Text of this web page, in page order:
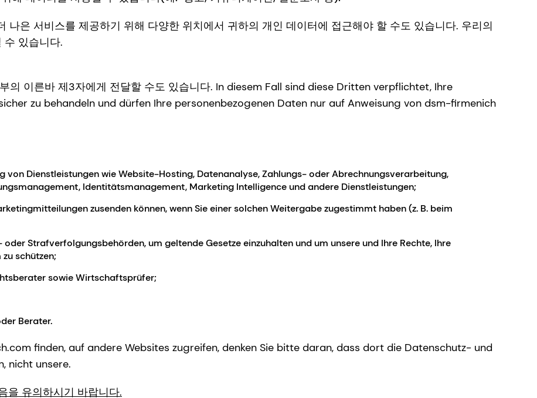
나은 서비스를 제공하기 위해 다양한 위치에서 귀하의 개인 데이터에 접근해야 할 수도 있습니다. 우리의
수 있습니다.
의 이른바 제3자에게 전달할 수도 있습니다. In diesem Fall sind diese Dritten verpflichtet, Ihre
zu behandeln und dürfen Ihre personenbezogenen Daten nur auf Anweisung von dsm-firmenich
von Dienstleistungen wie Website-Hosting, Datenanalyse, Zahlungs- oder Abrechnungsverarbeitung,
Identitätsmanagement, Marketing Intelligence und andere Dienstleistungen;
zusenden können, wenn Sie einer solchen Weitergabe zugestimmt haben (z. B. beim
Strafverfolgungsbehörden, um geltende Gesetze einzuhalten und um unsere und Ihre Rechte, Ihre
schützen;
sowie Wirtschaftsprüfer;
Berater.
finden, auf andere Websites zugreifen, denken Sie bitte daran, dass dort die Datenschutz- und
nicht unsere.
을 유의하시기 바랍니다.